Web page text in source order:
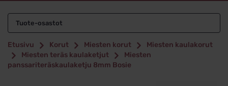
Tuote-osastot
Etusivu Korut Miesten korut
Miesten kaulakorut
Miesten teräs kaulaketjut
Miesten
panssariteräskaulaketju 8mm Bosie